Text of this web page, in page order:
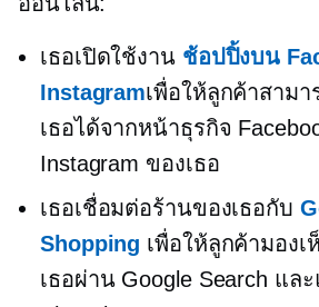
เธอเปิดใช้งาน ช้อปปิ้งบน
Instagramเพื่อให้ลูกค้าสาม
เธอได้จากหน้าธุรกิจ
Instagram ของเธอ
เธอเชื่อมต่อร้านของเธอกับ
Shopping เพื่อให้ลูกค้ามอง
เธอผ่าน Google Search แล